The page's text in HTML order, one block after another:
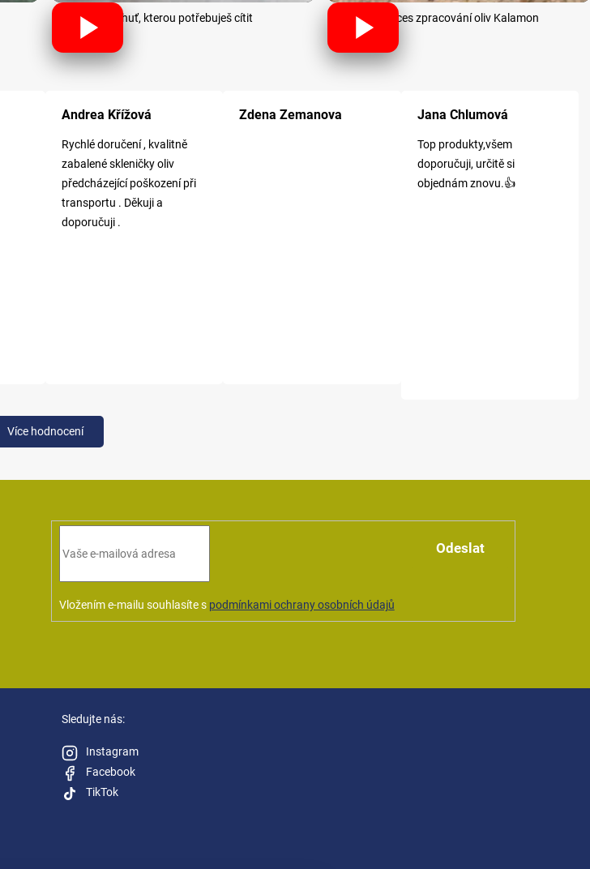
Chuť, kterou potřebuješ cítit Proces zpracování oliv Kalamon
Andrea Křížová
Rychlé doručení , kvalitně
zabalené skleničky oliv
předcházející poškození při
transportu . Děkuji a
doporučuji .
Zdena Zemanova Jana Chlumová
Top produkty,všem
doporučuji, určitě si
objednám znovu.👍
Více hodnocení
Vložením e-mailu souhlasíte s podmínkami ochrany osobních údajů
Odeslat
Sledujte nás:
Instagram
Facebook
TikTok